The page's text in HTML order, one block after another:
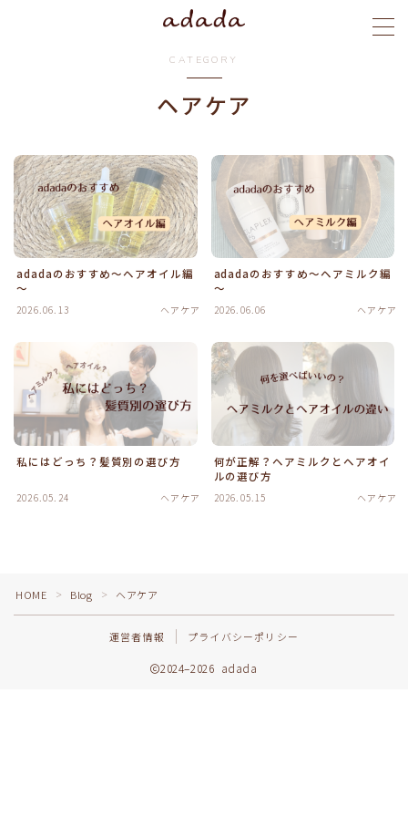
blog
stylist
ご予約
Follow Me
CATEGORY
ヘアケア
adadaのおすすめ～ヘアオイル編
～
2026.06.13 ヘアケア
adadaのおすすめ～ヘアミルク編
～
2026.06.06 ヘアケア
私にはどっち？髪質別の選び方
2026.05.24 ヘアケア
何が正解？ヘアミルクとヘアオイ
ルの選び方
2026.05.15 ヘアケア
HOME ＞ Blog ＞ ヘアケア
運営者情報 プライバシーポリシー
2024–2026 adada